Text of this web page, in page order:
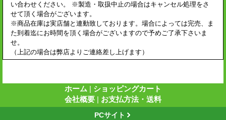
い合わせください。 ※製造・取扱中止の場合はキャンセル処理をさ
せて頂く場合がございます。
※商品在庫は実店舗と連動致しております。場合によっては完売、ま
た到着迄にお時間を頂く場合がございますので予めご了承下さいま
せ。
（上記の場合は弊店よりご連絡差し上げます）
ホーム | ショッピングカート
会社概要 | お支払方法・送料
PCサイト